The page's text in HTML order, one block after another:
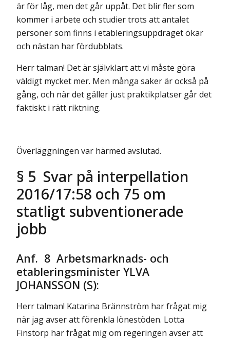
är för låg, men det går uppåt. Det blir fler som
kommer i arbete och studier trots att antalet
personer som finns i etableringsuppdraget ökar
och nästan har fördubblats.
Herr talman! Det är självklart att vi måste göra
väldigt mycket mer. Men många saker är också på
gång, och när det gäller just praktikplatser går det
faktiskt i rätt riktning.
Överläggningen var härmed avslutad.
§ 5 Svar på interpellation
2016/17:58 och 75 om
statligt subventionerade
jobb
Anf. 8 Arbetsmarknads- och
etableringsminister YLVA
JOHANSSON (S):
Herr talman! Katarina Brännström har frågat mig
när jag avser att förenk­la lönestöden. Lotta
Finstorp har frågat mig om regeringen avser att